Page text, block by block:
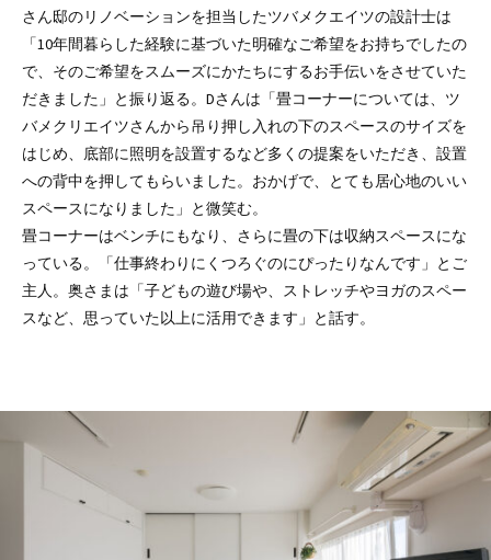
さん邸のリノベーションを担当したツバメクエイツの設計士は
「10年間暮らした経験に基づいた明確なご希望をお持ちでしたの
で、そのご希望をスムーズにかたちにするお手伝いをさせていた
だきました」と振り返る。Dさんは「畳コーナーについては、ツ
バメクリエイツさんから吊り押し入れの下のスペースのサイズを
はじめ、底部に照明を設置するなど多くの提案をいただき、設置
への背中を押してもらいました。おかげで、とても居心地のいい
スペースになりました」と微笑む。
畳コーナーはベンチにもなり、さらに畳の下は収納スペースにな
っている。「仕事終わりにくつろぐのにぴったりなんです」とご
主人。奥さまは「子どもの遊び場や、ストレッチやヨガのスペー
スなど、思っていた以上に活用できます」と話す。